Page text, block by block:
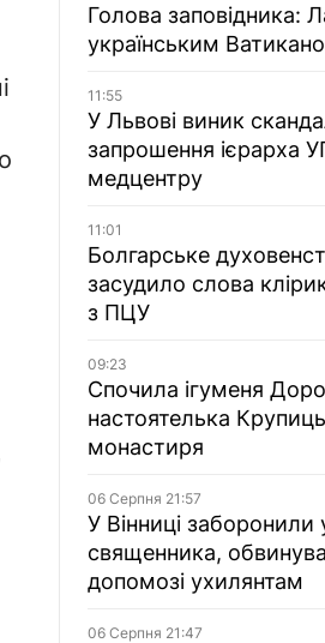
Голова заповідника:
українським
11:55
У Львові виник
запрошення ієрарха
медцентру
11:01
Болгарське
засудило слова
з ПЦУ
09:23
Спочила ігуменя
настоятелька
монастиря
06 Серпня 21:57
У Вінниці заборонили
священника,
допомозі ухилянтам
06 Серпня 21:47